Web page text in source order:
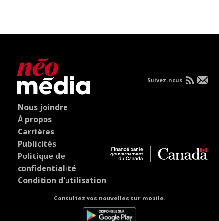
Nous joindre
À propos
Carrières
Publicités
Politique de
confidentialité
Condition d'utilisation
Consultez vos nouvelles sur mobile.
Suivez-nous